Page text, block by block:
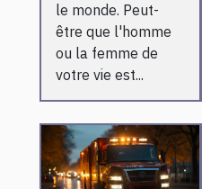
le monde. Peut-
être que l'homme
ou la femme de
votre vie est...